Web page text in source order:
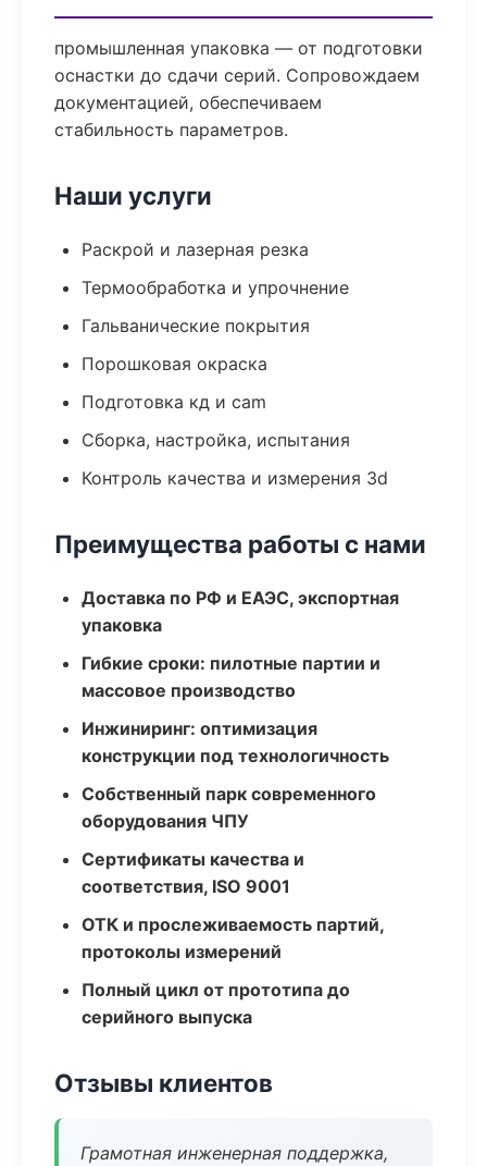
промышленная упаковка — от подготовки
оснастки до сдачи серий. Сопровождаем
документацией, обеспечиваем
стабильность параметров.
Наши услуги
Раскрой и лазерная резка
Термообработка и упрочнение
Гальванические покрытия
Порошковая окраска
Подготовка кд и cam
Сборка, настройка, испытания
Контроль качества и измерения 3d
Преимущества работы с нами
Доставка по РФ и ЕАЭС, экспортная
упаковка
Гибкие сроки: пилотные партии и
массовое производство
Инжиниринг: оптимизация
конструкции под технологичность
Собственный парк современного
оборудования ЧПУ
Сертификаты качества и
соответствия, ISO 9001
ОТК и прослеживаемость партий,
протоколы измерений
Полный цикл от прототипа до
серийного выпуска
Отзывы клиентов
Грамотная инженерная поддержка,